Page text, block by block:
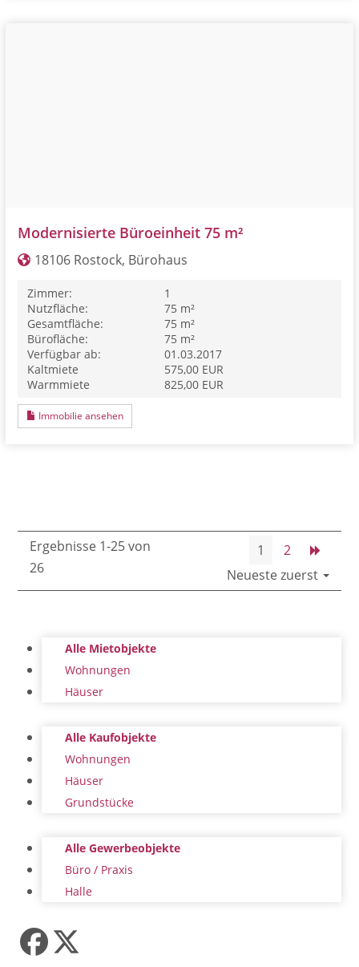
Modernisierte Büroeinheit 75 m²
18106 Rostock, Bürohaus
Zimmer:
1
Nutzfläche:
75 m²
Gesamtfläche:
75 m²
Bürofläche:
75 m²
Verfügbar ab:
01.03.2017
Kaltmiete
575,00 EUR
Warmmiete
825,00 EUR
Immobilie ansehen
Ergebnisse 1-25 von
26
1
2
Neueste zuerst
Alle Mietobjekte
Wohnungen
Häuser
Alle Kaufobjekte
Wohnungen
Häuser
Grundstücke
Alle Gewerbeobjekte
Büro / Praxis
Halle
Facebook
Twitter